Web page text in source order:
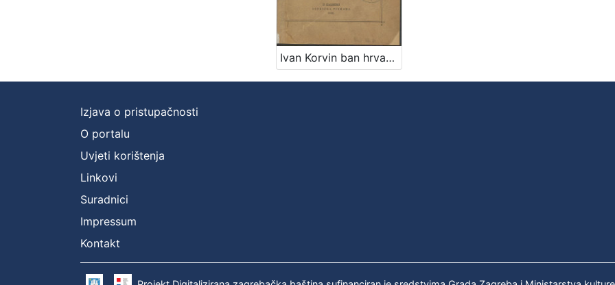
Ivan Korvin ban hrvatski / napisao Rudolf Horvat
Izjava o pristupačnosti
O portalu
Uvjeti korištenja
Linkovi
Suradnici
Impressum
Kontakt